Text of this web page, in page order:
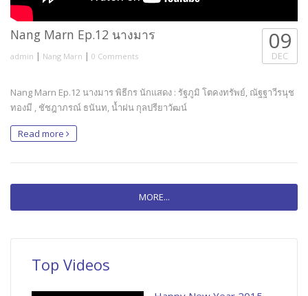
Nang Marn Ep.12 นางมาร
admin | Nang Marn | 0 Comments
09
DEC
Nang Marn Ep.12 นางมาร พิธีกร นักแสดง : รัฐภูมิ โตคงทรัพย์, ณัฐฐาวีรนุช
ทองมี , ชัชฎาภรณ์ ธนันท, น้ำฝน กุลปรียาวัฒน์
Read more
MORE...
Top Videos